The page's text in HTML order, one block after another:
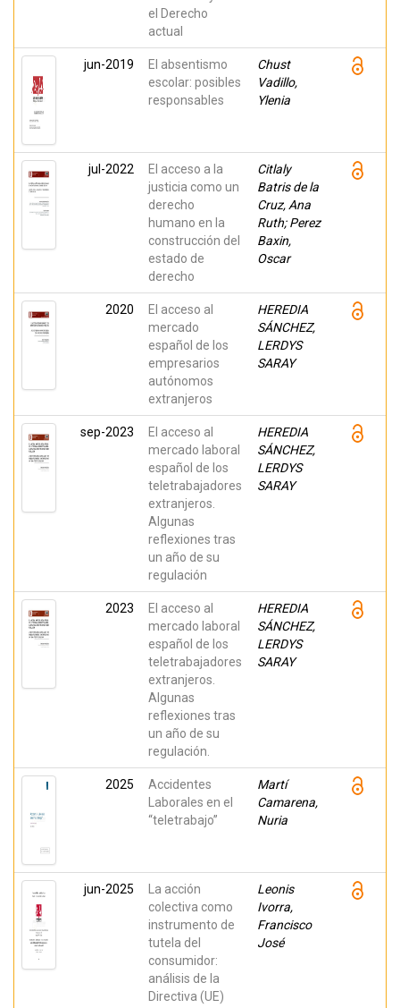
el Derecho
actual
jun-2019
El absentismo
escolar: posibles
responsables
Chust
Vadillo,
Ylenia
jul-2022
El acceso a la
justicia como un
derecho
humano en la
construcción del
estado de
derecho
Citlaly
Batris de la
Cruz, Ana
Ruth; Perez
Baxin,
Oscar
2020
El acceso al
mercado
español de los
empresarios
autónomos
extranjeros
HEREDIA
SÁNCHEZ,
LERDYS
SARAY
sep-2023
El acceso al
mercado laboral
español de los
teletrabajadores
extranjeros.
Algunas
reflexiones tras
un año de su
regulación
HEREDIA
SÁNCHEZ,
LERDYS
SARAY
2023
El acceso al
mercado laboral
español de los
teletrabajadores
extranjeros.
Algunas
reflexiones tras
un año de su
regulación.
HEREDIA
SÁNCHEZ,
LERDYS
SARAY
2025
Accidentes
Laborales en el
“teletrabajo”
Martí
Camarena,
Nuria
jun-2025
La acción
colectiva como
instrumento de
tutela del
consumidor:
análisis de la
Directiva (UE)
Leonis
Ivorra,
Francisco
José